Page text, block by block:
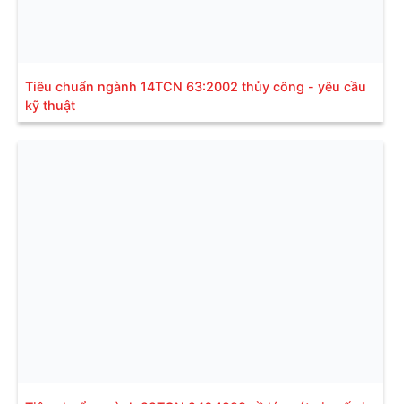
Tiêu chuẩn ngành 14TCN 63:2002 thủy công - yêu cầu
kỹ thuật